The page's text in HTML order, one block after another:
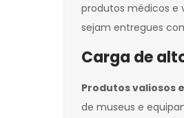
produtos médicos e
sejam entregues
Carga de
Produtos valiosos
de museus e